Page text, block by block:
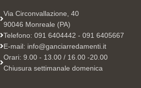
Via Circonvallazione, 40
90046 Monreale (PA)
Telefono: 091 6404442 - 091 6405667
E-mail: info@ganciarredamenti.it
Orari: 9.00 - 13.00 / 16.00 -20.00
Chiusura settimanale domenica